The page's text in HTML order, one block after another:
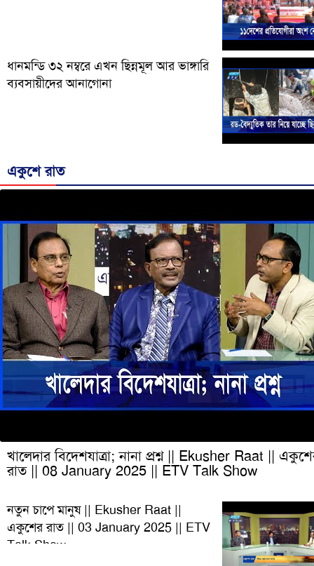
ধানমন্ডি ৩২ নম্বরে এখন ছিন্নমূল আর ভাঙ্গারি
ব্যবসায়ীদের আনাগোনা
একুশে রাত
খালেদার বিদেশযাত্রা; নানা প্রশ্ন || Ekusher Raat ||
রাত || 08 January 2025 || ETV Talk Show
নতুন চাপে মানুষ || Ekusher Raat ||
একুশের রাত || 03 January 2025 || ETV
Talk Show